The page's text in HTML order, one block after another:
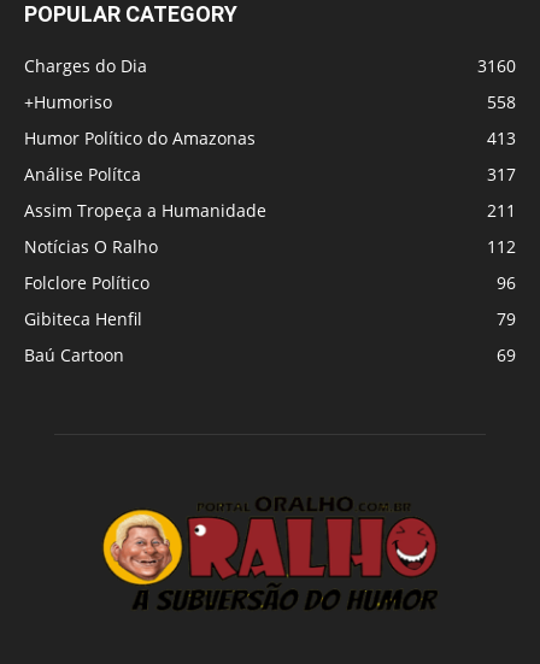
POPULAR CATEGORY
Charges do Dia
3160
+Humoriso
558
Humor Político do Amazonas
413
Análise Polítca
317
Assim Tropeça a Humanidade
211
Notícias O Ralho
112
Folclore Político
96
Gibiteca Henfil
79
Baú Cartoon
69